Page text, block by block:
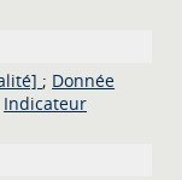
; Donnée
Indicateur